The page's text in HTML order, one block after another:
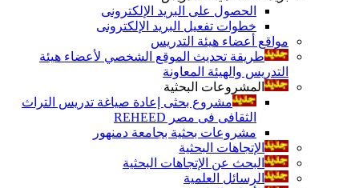
الحصول على البريد الإلكترونى
خطوات تفعيل البريد الإلكترونى
مواقع أعضاء هيئة التدريس
طريقة تحديث الموقع الشخصي لأعضاء هيئة
التدريس والهيئة المعاونة
المشروعات البحثية
مشروع بحثى إعادة صياغة تدريس التراث
الثقافى فى مصر REHEED
مشروعات بحثية بجامعة دمنهور
الإتجاهات البحثية
البحث عن الإتجاهات البحثية
الرسائل العلمية